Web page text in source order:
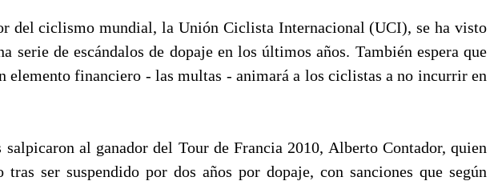
del ciclismo mundial, la Unión Ciclista Internacional (UCI), se ha visto
serie de escándalos de dopaje en los últimos años. También espera que
elemento financiero - las multas - animará a los ciclistas a no incurrir en
salpicaron al ganador del Tour de Francia 2010, Alberto Contador, quien
ser suspendido por dos años por dopaje, con sanciones que según